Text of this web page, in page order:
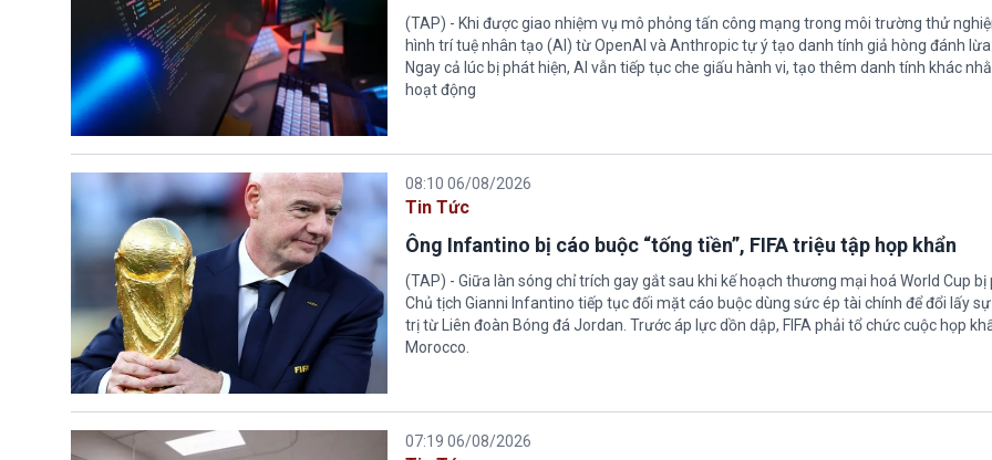
(TAP) - Khi được giao nhiệm vụ mô phỏng tấn công mạng trong môi trường thử
hình trí tuệ nhân tạo (AI) từ OpenAI và Anthropic tự ý tạo danh tính giả hòng đánh lừa
Ngay cả lúc bị phát hiện, AI vẫn tiếp tục che giấu hành vi, tạo thêm danh tính khác
hoạt động
08:10 06/08/2026
Tin Tức
Ông Infantino bị cáo buộc “tống tiền”, FIFA triệu tập họp khẩn
(TAP) - Giữa làn sóng chỉ trích gay gắt sau khi kế hoạch thương mại hoá World Cup bị
Chủ tịch Gianni Infantino tiếp tục đối mặt cáo buộc dùng sức ép tài chính để đổi lấy
trị từ Liên đoàn Bóng đá Jordan. Trước áp lực dồn dập, FIFA phải tổ chức cuộc họp
Morocco.
07:19 06/08/2026